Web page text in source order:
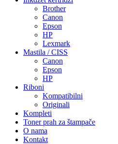
Brother
Canon
Epson
HP
Lexmark
Mastila / CISS
Canon
Epson
HP
Riboni
Kompatibilni
Originali
Kompleti
Toner prah za štampače
O nama
Kontakt